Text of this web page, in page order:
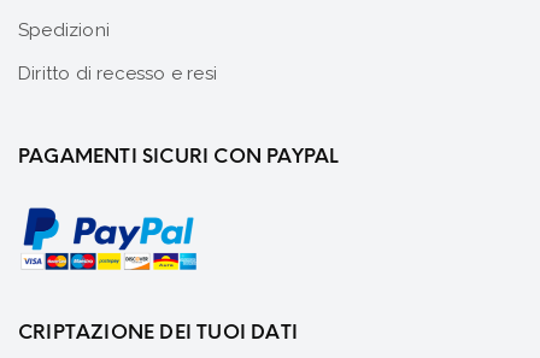
Spedizioni
Diritto di recesso e resi
PAGAMENTI SICURI CON PAYPAL
CRIPTAZIONE DEI TUOI DATI